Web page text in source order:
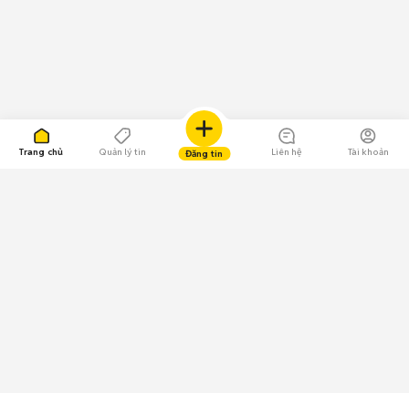
Trang chủ Quản lý tin Đăng tin Liên hệ Tài khoản